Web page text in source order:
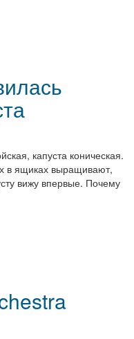
капуста коническая.
в ящиках выращивают,
вижу впервые. Почему